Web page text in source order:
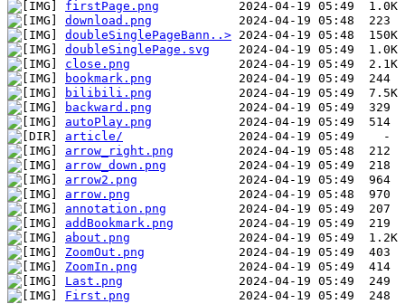
firstPage.png
download.png
doubleSinglePageBann..>
doubleSinglePage.svg
close.png
bookmark.png
bilibili.png
backward.png
autoPlay.png
article/
arrow_right.png
arrow_down.png
arrow2.png
arrow.png
annotation.png
addBookmark.png
about.png
ZoomOut.png
ZoomIn.png
Last.png
First.png